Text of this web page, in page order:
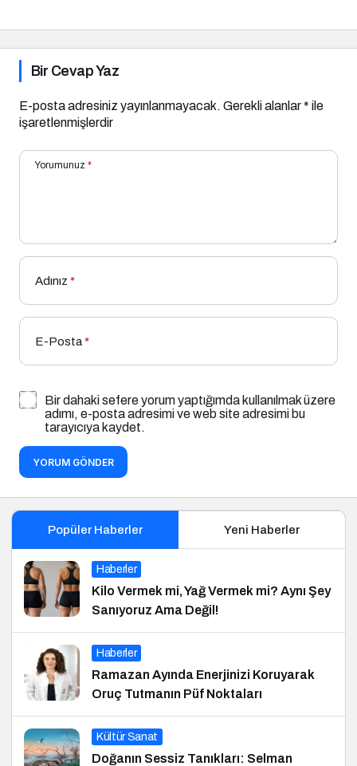
Bir Cevap Yaz
E-posta adresiniz yayınlanmayacak. Gerekli alanlar* ile
işaretlenmişlerdir
Yorumunuz *
Adınız *
E-Posta*
Bir dahaki sefere yorum yaptığımda kullanılmak üzere
adımı, e-posta adresimi ve web site adresimi bu
tarayıcıya kaydet.
YORUM GÖNDER
Popüler Haberler Yeni Haberler
Haberler
Kilo Vermek mi, Yağ Vermek mi? Aynı Şey
Sanıyoruz Ama Değil!
Haberler
Ramazan Ayında Enerjinizi Koruyarak
Oruç Tutmanın Püf Noktaları
Kültür Sanat
Doğanın Sessiz Tanıkları: Selman